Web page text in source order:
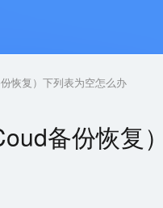
恢复）下列表为空怎么办
备份恢复